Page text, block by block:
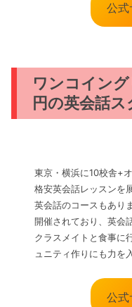
公式
ワンコイン
円の英会話ス
東京・横浜に10校舎+
格安英会話レッスンを
英会話のコースもあり
開催されており、英会
クラスメイトと食事に
ュニティ作りにも力を
公式